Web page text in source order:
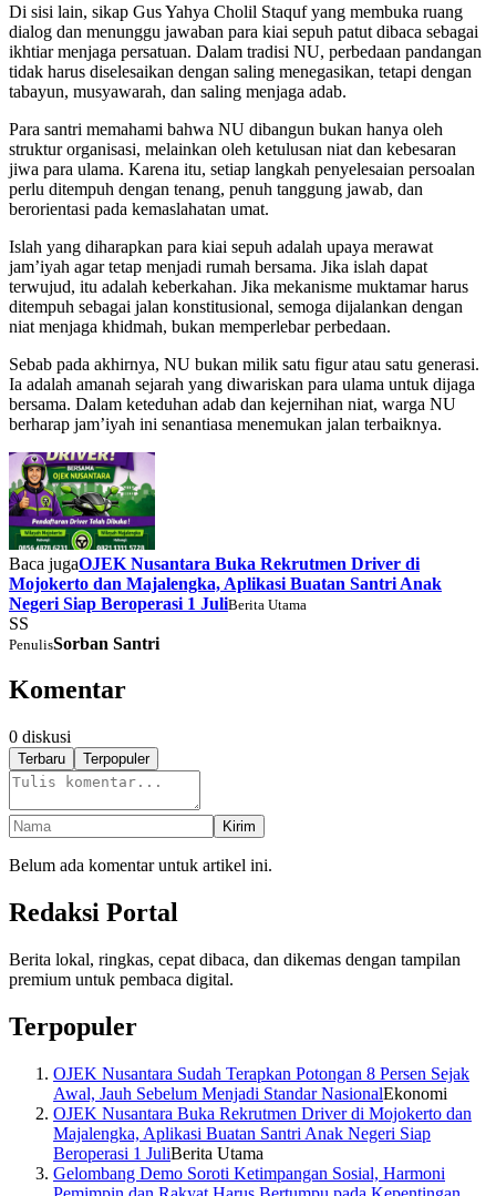
Di sisi lain, sikap Gus Yahya Cholil Staquf yang membuka ruang
dialog dan menunggu jawaban para kiai sepuh patut dibaca sebagai
ikhtiar menjaga persatuan. Dalam tradisi NU, perbedaan pandangan
tidak harus diselesaikan dengan saling menegasikan, tetapi dengan
tabayun, musyawarah, dan saling menjaga adab.
Para santri memahami bahwa NU dibangun bukan hanya oleh
struktur organisasi, melainkan oleh ketulusan niat dan kebesaran
jiwa para ulama. Karena itu, setiap langkah penyelesaian persoalan
perlu ditempuh dengan tenang, penuh tanggung jawab, dan
berorientasi pada kemaslahatan umat.
Islah yang diharapkan para kiai sepuh adalah upaya merawat
jam’iyah agar tetap menjadi rumah bersama. Jika islah dapat
terwujud, itu adalah keberkahan. Jika mekanisme muktamar harus
ditempuh sebagai jalan konstitusional, semoga dijalankan dengan
niat menjaga khidmah, bukan memperlebar perbedaan.
Sebab pada akhirnya, NU bukan milik satu figur atau satu generasi.
Ia adalah amanah sejarah yang diwariskan para ulama untuk dijaga
bersama. Dalam keteduhan adab dan kejernihan niat, warga NU
berharap jam’iyah ini senantiasa menemukan jalan terbaiknya.
Baca jugaOJEK Nusantara Buka Rekrutmen Driver di
Mojokerto dan Majalengka, Aplikasi Buatan Santri Anak
Negeri Siap Beroperasi 1 JuliBerita Utama
SS
PenulisSorban Santri
Komentar
0 diskusi
Terbaru Terpopuler
Kirim
Belum ada komentar untuk artikel ini.
Redaksi Portal
Berita lokal, ringkas, cepat dibaca, dan dikemas dengan tampilan
premium untuk pembaca digital.
Terpopuler
OJEK Nusantara Sudah Terapkan Potongan 8 Persen Sejak
Awal, Jauh Sebelum Menjadi Standar NasionalEkonomi
OJEK Nusantara Buka Rekrutmen Driver di Mojokerto dan
Majalengka, Aplikasi Buatan Santri Anak Negeri Siap
Beroperasi 1 JuliBerita Utama
Gelombang Demo Soroti Ketimpangan Sosial, Harmoni